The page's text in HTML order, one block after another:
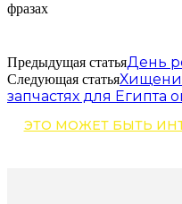
Предыдущая статьяДень
Следующая статья
запчастях для Египта
ЭТО МОЖЕТ БЫТЬ